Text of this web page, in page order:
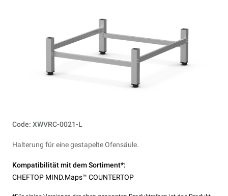
Code: XWVRC-0021-L
Halterung für eine gestapelte Ofensäule.
Kompatibilität mit dem Sortiment*:
CHEFTOP MIND.Maps™ COUNTERTOP